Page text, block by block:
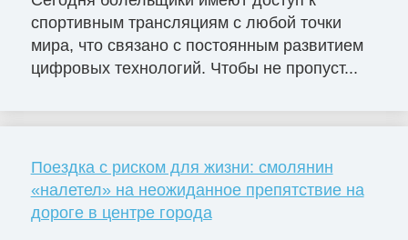
спортивным трансляциям с любой точки
мира, что связано с постоянным развитием
цифровых технологий. Чтобы не пропуст...
Поездка с риском для жизни: смолянин
«налетел» на неожиданное препятствие на
дороге в центре города